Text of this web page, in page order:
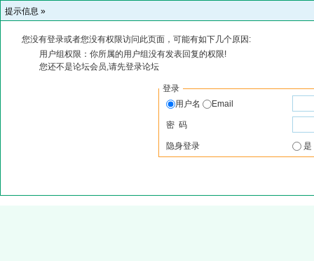
提示信息 »
您没有登录或者您没有权限访问此页面，可能有如下几个原因:
用户组权限：你所属的用户组没有发表回复的权限!
您还不是论坛会员,请先登录论坛
登录
用户名
Email
密 码
隐身登录